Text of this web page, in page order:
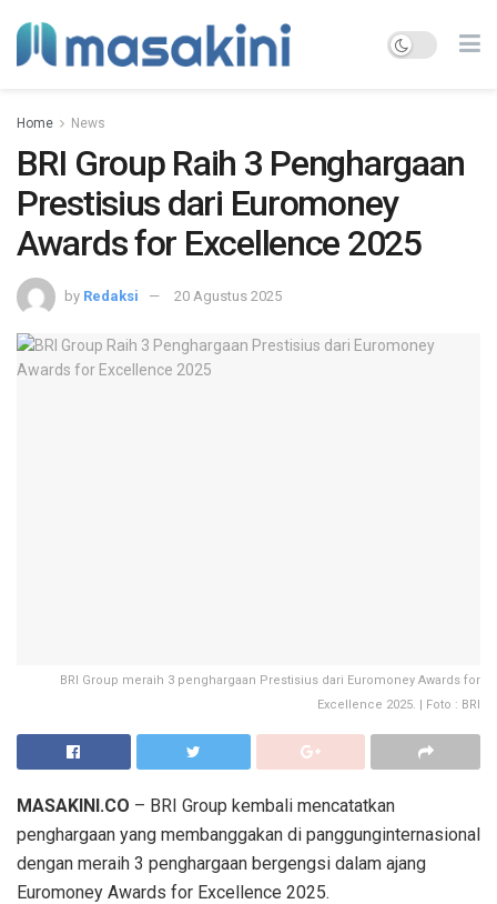
Home News
BRI Group Raih 3 Penghargaan
Prestisius dari Euromoney
Awards for Excellence 2025
by Redaksi 20 Agustus 2025
BRI Group meraih 3 penghargaan Prestisius dari Euromoney Awards for
Excellence 2025. | Foto : BRI
MASAKINI.CO – BRI Group kembali mencatatkan
penghargaan yang membanggakan di panggunginternasional
dengan meraih 3 penghargaan bergengsi dalam ajang
Euromoney Awards for Excellence 2025.